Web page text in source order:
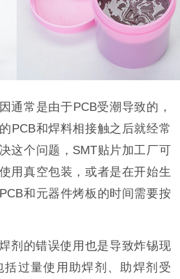
通常是由于PCB受潮导致的，
PCB和焊料相接触之后就经常
这个问题，SMT贴片加工厂可
用真空包装，或者是在开始生
和元器件烤板的时间需要按
剂的错误使用也是导致炸锡现
过量使用助焊剂、助焊剂受